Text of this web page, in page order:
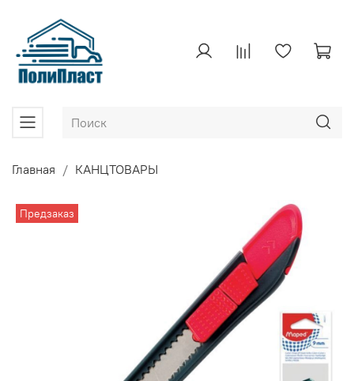
Главная КАНЦТОВАРЫ
Предзаказ